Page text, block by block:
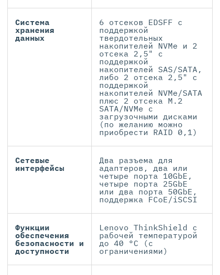
Система
хранения
данных
6 отсеков EDSFF с
поддержкой
твердотельных
накопителей NVMe и 2
отсека 2,5" с
поддержкой
накопителей SAS/SATA,
либо 2 отсека 2,5" с
поддержкой
накопителей NVMe/SATA
плюс 2 отсека M.2
SATA/NVMe с
загрузочными дисками
(по желанию можно
приобрести RAID 0,1)
Сетевые
интерфейсы
Два разъема для
адаптеров, два или
четыре порта 10GbE,
четыре порта 25GbE
или два порта 50GbE,
поддержка FCoE/iSCSI
Функции
обеспечения
безопасности и
доступности
Lenovo ThinkShield с
рабочей температурой
до 40 °C (с
ограничениями)